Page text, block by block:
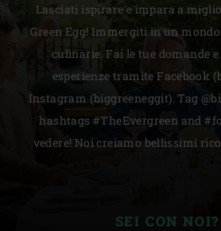
Lasciati ispirare e impara a
Green Egg! Immergiti in un
culinarie. Fai le tue domande
esperienze tramite Facebook
Instagram (biggreeneggit). Tag
hashtags #TheEvergreen and
vedere! Noi creiamo bellissimi
SEI CON NOI?